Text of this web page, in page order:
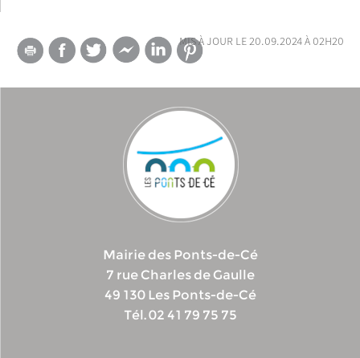
mis à jour le 20.09.2024 à 02h20
Mairie des Ponts-de-Cé
7 rue Charles de Gaulle
49 130 Les Ponts-de-Cé
Tél. 02 41 79 75 75